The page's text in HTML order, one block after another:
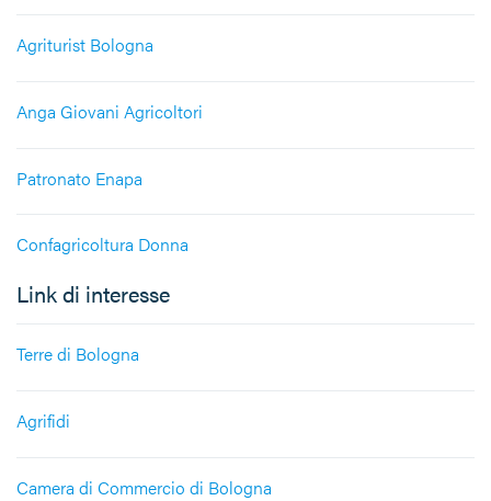
Agriturist Bologna
Anga Giovani Agricoltori
Patronato Enapa
Confagricoltura Donna
Link di interesse
Terre di Bologna
Agrifidi
Camera di Commercio di Bologna